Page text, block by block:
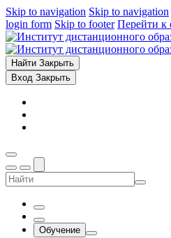
Skip to navigation Skip to navigation
login form Skip to footer Перейти к
Найти Закрыть
Вход Закрыть
Обучение